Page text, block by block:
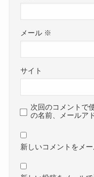
メール ※
サイト
次回のコメントで
の名前、メールア
新しいコメントをメ